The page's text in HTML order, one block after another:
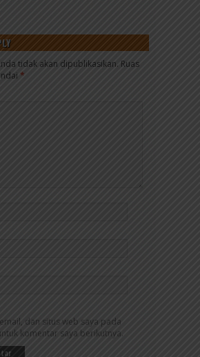
tidak akan dipublikasikan. Ruas
*
dan situs web saya pada
komentar saya berikutnya.